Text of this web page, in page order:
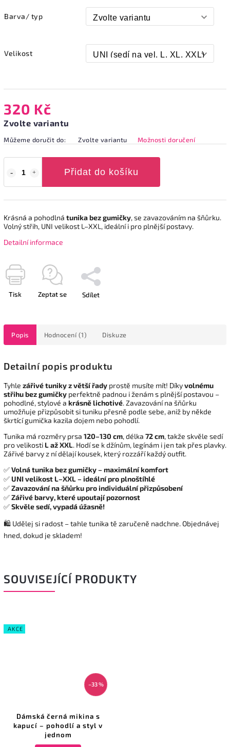
Barva/ typ
Velikost
320 Kč
Zvolte variantu
Můžeme doručit do: Zvolte variantu Možnosti doručení
Přidat do košíku
Krásná a pohodlná tunika bez gumičky, se zavazováním na šňůrku.
Volný střih, UNI velikost L–XXL, ideální i pro plnější postavy.
Detailní informace
Tisk Zeptat se Sdílet
Popis Hodnocení (1) Diskuze
Detailní popis produktu
Tyhle zářivé tuniky z větší řady prostě musíte mít! Díkyvolnému
střihu bez gumičky perfektně padnou i ženám s plnější postavou –
pohodlné, stylové a krásně lichotivé. Zavazování na šňůrku
umožňuje přizpůsobit si tuniku přesně podle sebe, aniž by někde
škrtící gumička kazila dojem nebo pohodlí.
Tunika má rozměry prsa 120–130 cm, délka 72 cm, takže skvěle sedí
pro velikosti L až XXL. Hodí se k džínům, legínám i jen tak přes plavky.
Zářivé barvy z ní dělají kousek, který rozzáří každý outfit.
✅Volná tunika bez gumičky – maximální komfort
✅UNI velikost L–XXL – ideální pro plnoštíhlé
✅Zavazování na šňůrku pro individuální přizpůsobení
✅Zářivé barvy, které upoutají pozornost
✅Skvěle sedí, vypadá úžasně!
🛍️ Udělej si radost – tahle tunika tě zaručeně nadchne. Objednávej
hned, dokud je skladem!
SOUVISEJÍCÍ PRODUKTY
AKCE
–33 %
Dámská černá mikina s
kapucí – pohodlí a styl v
jednom